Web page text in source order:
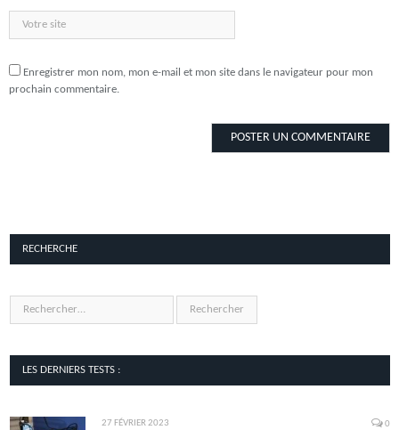
Enregistrer mon nom, mon e-mail et mon site dans le navigateur pour mon
prochain commentaire.
RECHERCHE
LES DERNIERS TESTS :
27 FÉVRIER 2023 0